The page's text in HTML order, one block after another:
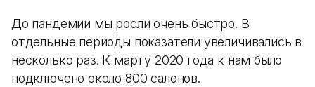
До пандемии мы росли очень быстро. В
отдельные периоды показатели увеличивались в
несколько раз. К марту 2020 года к нам было
подключено около 800 салонов.